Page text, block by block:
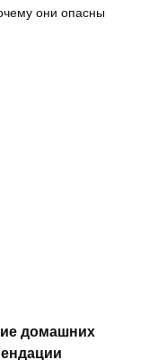
они опасны
домашних